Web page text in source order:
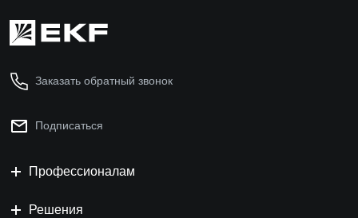
Заказать обратный звонок
Подписаться
Профессионалам
Решения